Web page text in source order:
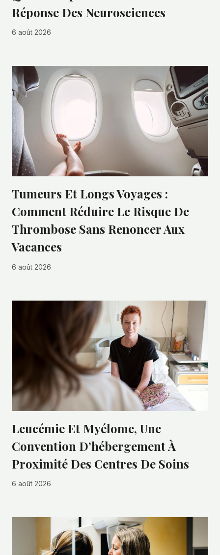
Réponse Des Neurosciences
6 août 2026
Tumeurs Et Longs Voyages :
Comment Réduire Le Risque De
Thrombose Sans Renoncer Aux
Vacances
6 août 2026
Leucémie Et Myélome, Une
Convention D’hébergement À
Proximité Des Centres De Soins
6 août 2026